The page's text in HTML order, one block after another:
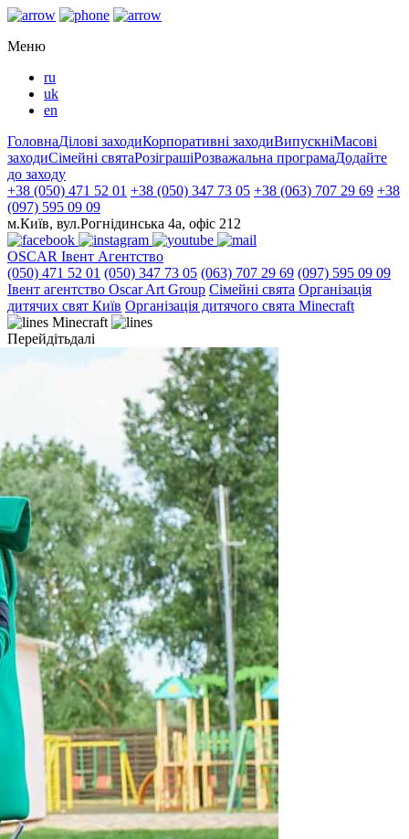
Меню
ru
uk
en
ГоловнаДілові заходиКорпоративні заходиВипускніМасові
заходиСімейні святаРозіграшіРозважальна програмаДодайте
до заходу
+38 (050) 471 52 01 +38 (050) 347 73 05 +38 (063) 707 29 69 +38
(097) 595 09 09
м.Київ, вул.Рогнідинська 4а, офіс 212
OSCAR Івент Агентство
(050) 471 52 01 (050) 347 73 05 (063) 707 29 69 (097) 595 09 09
Iвент агентство Оscar Art Group Сімейні свята Організація
дитячих свят Київ Організація дитячого свята Minecraft
Minecraft
Перейдітьдалі